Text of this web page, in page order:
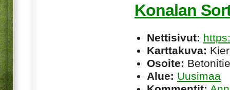
Konalan
Nettisivut:
Karttakuva:
Osoite:
Alue: Uusimaa